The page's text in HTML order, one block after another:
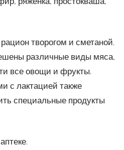
творогом и сметаной.
различные виды мяса,
все овощи и фрукты.
с лактацией также
специальные продукты